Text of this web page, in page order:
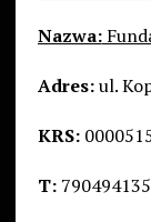
Nazwa:
Adres:ul.
KRS:
T:790494135